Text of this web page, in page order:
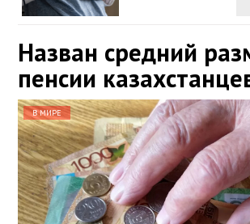
Назван средний
пенсии
В МИРЕ